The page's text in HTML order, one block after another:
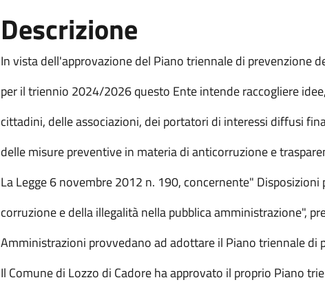
Descrizione
In vista dell'approvazione del Piano triennale di prevenzione
per il triennio 2024/2026 questo Ente intende raccogliere
cittadini, delle associazioni, dei portatori di interessi diffusi
delle misure preventive in materia di anticorruzione e
La Legge 6 novembre 2012 n. 190, concernente"
corruzione e della illegalità nella pubblica amministrazione",
Amministrazioni provvedano ad adottare il Piano triennale di
Il Comune di Lozzo di Cadore ha approvato il proprio Piano